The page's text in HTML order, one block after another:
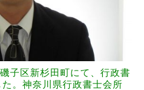
子区新杉田町にて、行政書
。 神奈川県行政書士会所